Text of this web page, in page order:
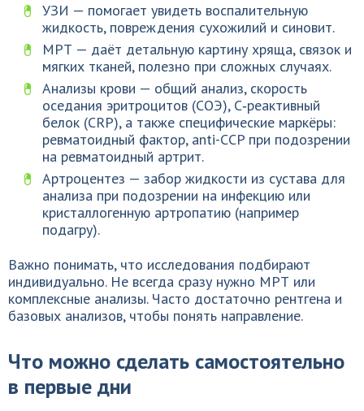
УЗИ — помогает увидеть воспалительную
жидкость, повреждения сухожилий и синовит.
МРТ — даёт детальную картину хряща, связок и
мягких тканей, полезно при сложных случаях.
Анализы крови — общий анализ, скорость
оседания эритроцитов (СОЭ), C‑реактивный
белок (CRP), а также специфические маркёры:
ревматоидный фактор, anti-CCP при подозрении
на ревматоидный артрит.
Артроцентез — забор жидкости из сустава для
анализа при подозрении на инфекцию или
кристаллогенную артропатию (например
подагру).
Важно понимать, что исследования подбирают
индивидуально. Не всегда сразу нужно МРТ или
комплексные анализы. Часто достаточно рентгена и
базовых анализов, чтобы понять направление.
Что можно сделать самостоятельно
в первые дни